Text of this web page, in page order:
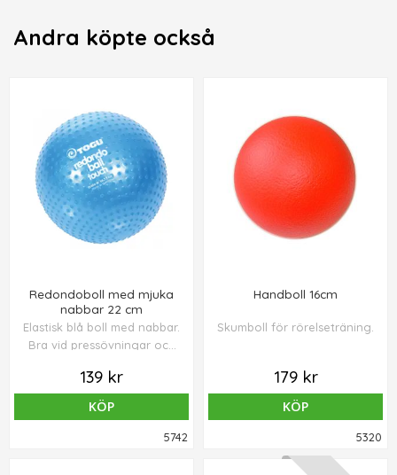
Andra köpte också
Redondoboll med mjuka
nabbar 22 cm
Elastisk blå boll med nabbar.
Bra vid pressövningar och
nackmuskler.
139 kr
KÖP
5742
Handboll 16cm
Skumboll för rörelseträning.
179 kr
KÖP
5320